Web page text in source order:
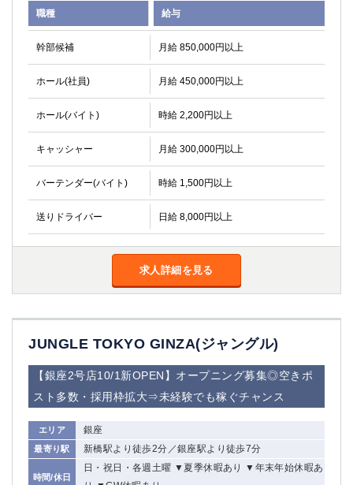
職種 給与
幹部候補 月給 850,000円以上
ホール(社員) 月給 450,000円以上
ホール(バイト) 時給 2,200円以上
キャッシャー 月給 300,000円以上
バーテンダー(バイト) 時給 1,500円以上
送りドライバー 日給 8,000円以上
求人詳細を見る
JUNGLE TOKYO GINZA(ジャングル)
【銀座2号店10/1新OPEN】オープニング募集◎空きポ
スト多数・採用枠拡大⇒未経験でも稼ぐチャンス
エリア 銀座
最寄り駅 新橋駅より徒歩2分／銀座駅より徒歩7分
時間/休日
日・祝日・各週土曜 ▼夏季休暇あり ▼年末年始休暇あ
東武宇都宮（宇都宮西口）
茨城県
土浦 ひたち野うしく
群馬県
高崎 館林
0 選択した内容で設定